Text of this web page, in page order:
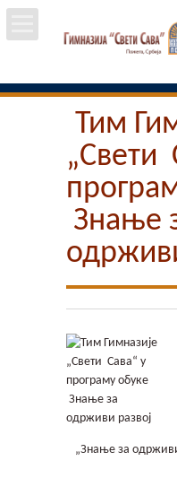
Почетна
Пројекти
Гимфест 14
Тим
„Свети
Знање
„Знање за